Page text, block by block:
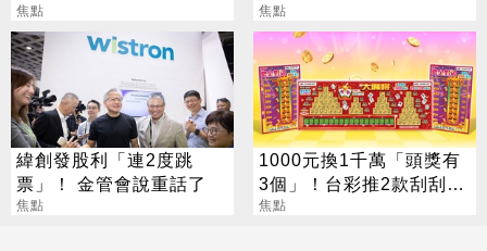
出158公斤黃金
焦點 焦點
緯創發股利「連2度跳
票」！ 金管會說重話了
焦點
1000元換1千萬「頭獎有
3個」！台彩推2款刮刮樂
總獎金逾33億
焦點